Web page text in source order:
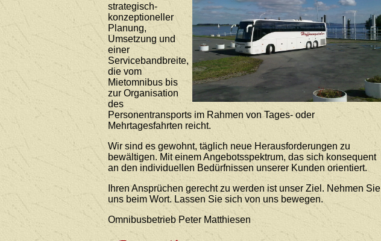
strategisch-
konzeptioneller
Planung,
Umsetzung und
einer
Servicebandbreite,
die vom
Mietomnibus bis
zur Organisation
des
Personentransports im Rahmen von Tages- oder
Mehrtagesfahrten reicht.
Wir sind es gewohnt, täglich neue Herausforderungen zu
bewältigen. Mit einem Angebotsspektrum, das sich konsequent
an den individuellen Bedürfnissen unserer Kunden orientiert.
Ihren Ansprüchen gerecht zu werden ist unser Ziel. Nehmen Sie
uns beim Wort. Lassen Sie sich von uns bewegen.
Omnibusbetrieb Peter Matthiesen